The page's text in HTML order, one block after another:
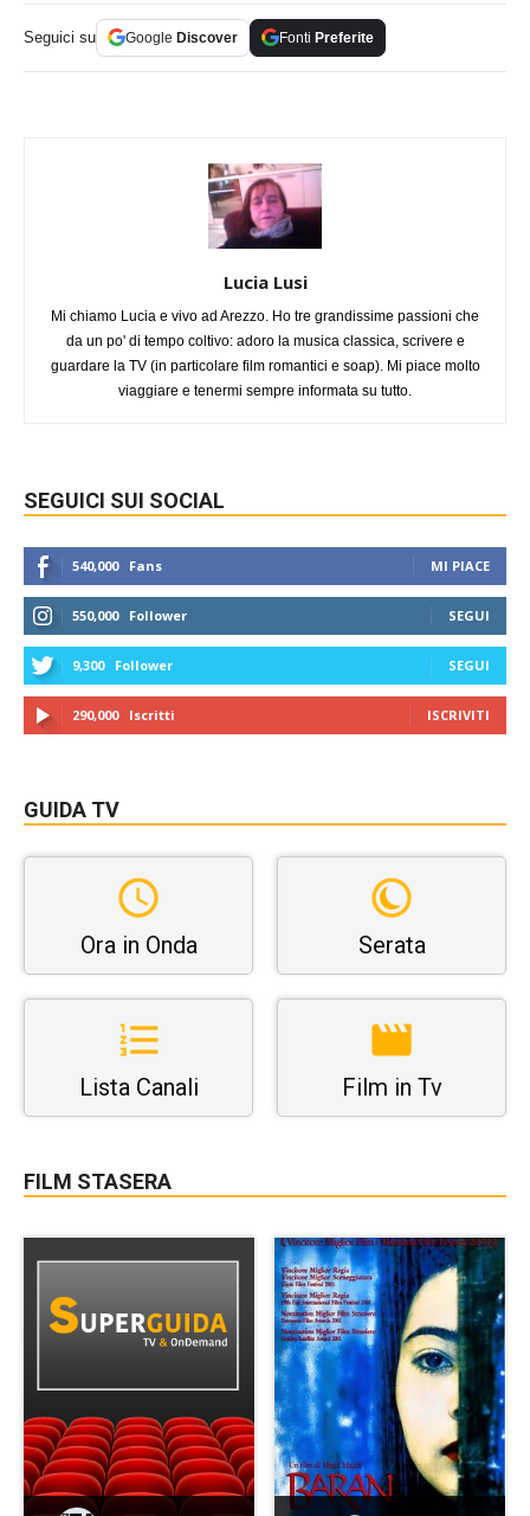
Seguici su Google Discover Fonti Preferite
Lucia Lusi
Mi chiamo Lucia e vivo ad Arezzo. Ho tre grandissime passioni che
da un po' di tempo coltivo: adoro la musica classica, scrivere e
guardare la TV (in particolare film romantici e soap). Mi piace molto
viaggiare e tenermi sempre informata su tutto.
SEGUICI SUI SOCIAL
540,000 Fans MI PIACE
550,000 Follower SEGUI
9,300 Follower SEGUI
290,000 Iscritti ISCRIVITI
GUIDA TV
Ora in Onda Serata
Lista Canali Film in Tv
FILM STASERA